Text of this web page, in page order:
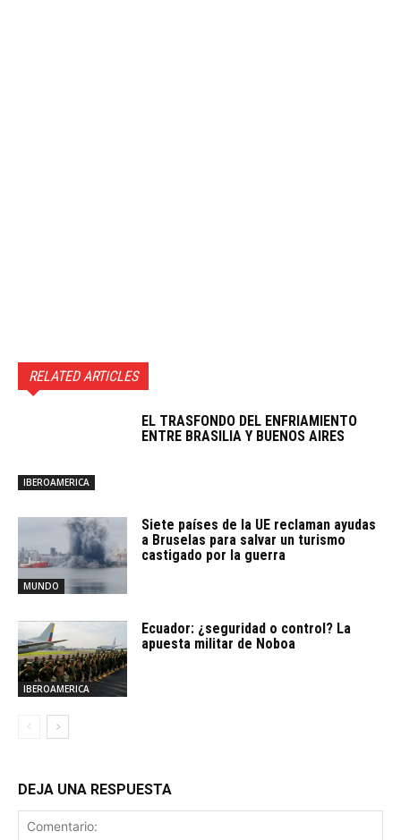
RELATED ARTICLES
IBEROAMERICA
EL TRASFONDO DEL ENFRIAMIENTO
ENTRE BRASILIA Y BUENOS AIRES
MUNDO
Siete países de la UE reclaman ayudas
a Bruselas para salvar un turismo
castigado por la guerra
IBEROAMERICA
Ecuador: ¿seguridad o control? La
apuesta militar de Noboa
DEJA UNA RESPUESTA